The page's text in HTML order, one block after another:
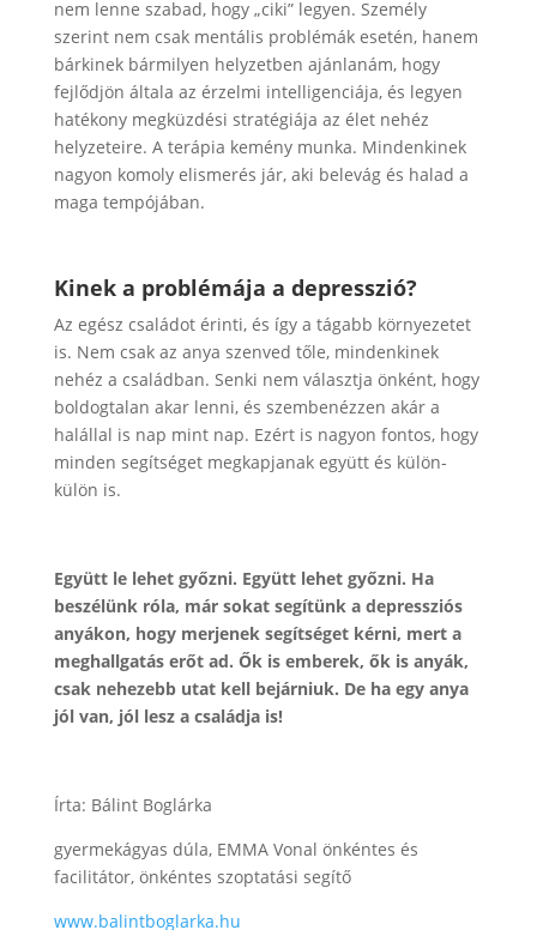
nem lenne szabad, hogy „ciki” legyen. Személy
szerint nem csak mentális problémák esetén, hanem
bárkinek bármilyen helyzetben ajánlanám, hogy
fejlődjön általa az érzelmi intelligenciája, és legyen
hatékony megküzdési stratégiája az élet nehéz
helyzeteire. A terápia kemény munka. Mindenkinek
nagyon komoly elismerés jár, aki belevág és halad a
maga tempójában.
Kinek a problémája a depresszió?
Az egész családot érinti, és így a tágabb környezetet
is. Nem csak az anya szenved tőle, mindenkinek
nehéz a családban. Senki nem választja önként, hogy
boldogtalan akar lenni, és szembenézzen akár a
halállal is nap mint nap. Ezért is nagyon fontos, hogy
minden segítséget megkapjanak együtt és külön-
külön is.
Együtt le lehet győzni. Együtt lehet győzni. Ha
beszélünk róla, már sokat segítünk a depressziós
anyákon, hogy merjenek segítséget kérni, mert a
meghallgatás erőt ad. Ők is emberek, ők is anyák,
csak nehezebb utat kell bejárniuk. De ha egy anya
jól van, jól lesz a családja is!
Írta: Bálint Boglárka
gyermekágyas dúla, EMMA Vonal önkéntes és
facilitátor, önkéntes szoptatási segítő
www.balintboglarka.hu